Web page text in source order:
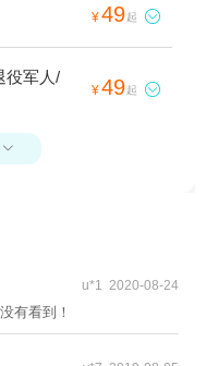
¥49起 
役军人/
¥49起 

u*1 2020-08-24
有看到！